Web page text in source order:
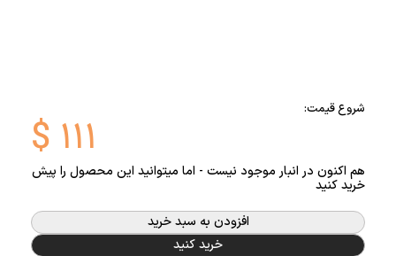
شروع قیمت:
$ ۱۱۱
هم اکنون در انبار موجود نیست - اما میتوانید این محصول را پیش
خرید کنید
افزودن به سبد خرید
خرید کنید